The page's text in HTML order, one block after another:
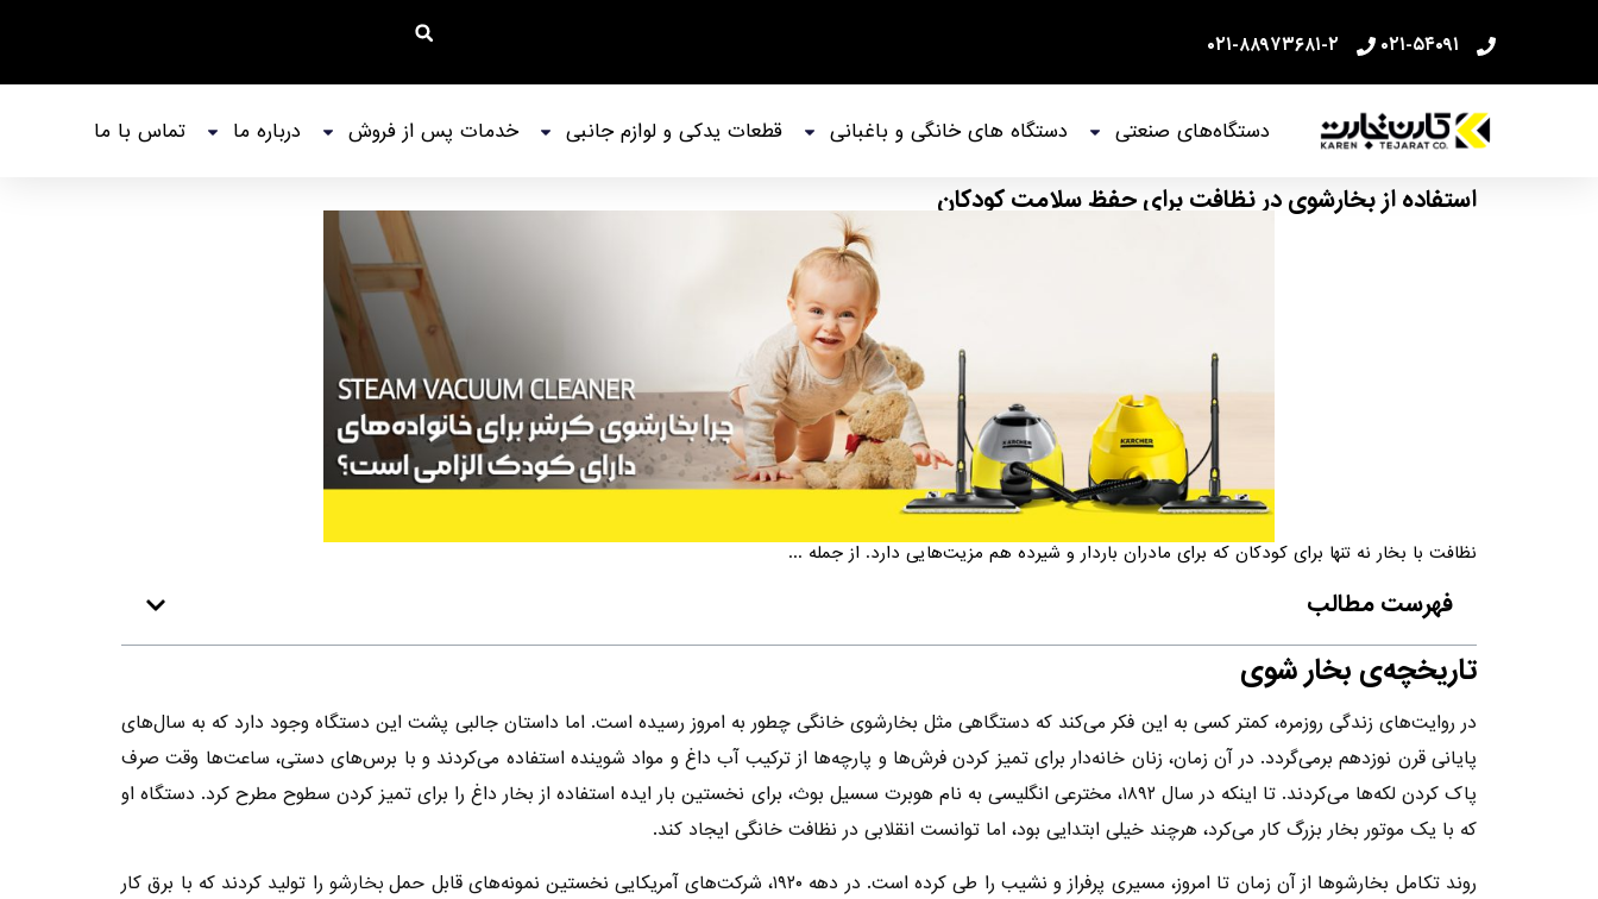
۰۲۱-۵۴۰۹۱ ۰۲۱-۸۸۹۷۳۶۸۱-۲
دستگاه‌های صنعتی دستگاه های خانگی و باغبانی قطعات یدکی و لوازم جانبی خدمات پس از فروش درباره ما تماس با ما
استفاده از بخارشوی در نظافت برای حفظ سلامت کودکان
نظافت با بخار نه تنها برای کودکان که برای مادران باردار و شیرده هم مزیت‌هایی دارد. از جمله ...
فهرست مطالب
تاریخچه‌ی بخار شوی
در روایت‌های زندگی روزمره، کمتر کسی به این فکر می‌کند که دستگاهی مثل بخارشوی خانگی چطور به امروز رسیده است. اما داستان جالبی پشت این دستگاه وجود دارد که به سال‌های
پایانی قرن نوزدهم برمی‌گردد. در آن زمان، زنان خانه‌دار برای تمیز کردن فرش‌ها و پارچه‌ها از ترکیب آب داغ و مواد شوینده استفاده می‌کردند و با برس‌های دستی، ساعت‌ها وقت صرف
پاک کردن لکه‌ها می‌کردند. تا اینکه در سال ۱۸۹۲، مخترعی انگلیسی به نام هوبرت سسیل بوث، برای نخستین بار ایده استفاده از بخار داغ را برای تمیز کردن سطوح مطرح کرد. دستگاه او
که با یک موتور بخار بزرگ کار می‌کرد، هرچند خیلی ابتدایی بود، اما توانست انقلابی در نظافت خانگی ایجاد کند.
روند تکامل بخارشوها از آن زمان تا امروز، مسیری پرفراز و نشیب را طی کرده است. در دهه ۱۹۲۰، شرکت‌های آمریکایی نخستین نمونه‌های قابل حمل
بخارشو را تولید کردند که با برق کار